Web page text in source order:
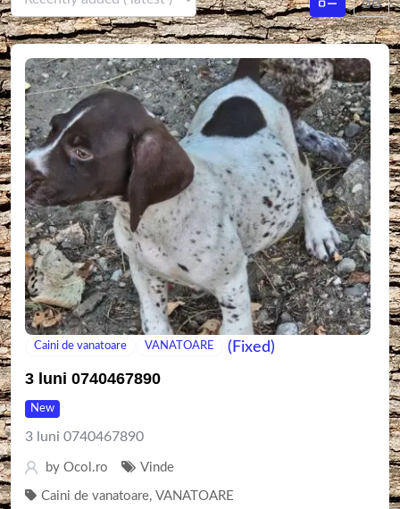
Caini de vanatoare VANATOARE (Fixed)
3 luni 0740467890
New
3 luni 0740467890
by Ocol.ro Vinde
Caini de vanatoare, VANATOARE